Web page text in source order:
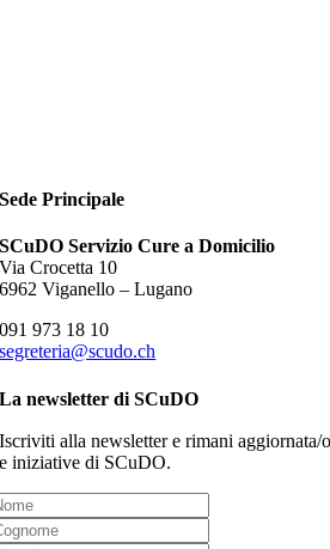
Sede Principale
SCuDO Servizio Cure a Domicilio
Via Crocetta 10
6962 Viganello – Lugano
091 973 18 10
segreteria@scudo.ch
La newsletter di SCuDO
Iscriviti alla newsletter e rimani
e iniziative di SCuDO.